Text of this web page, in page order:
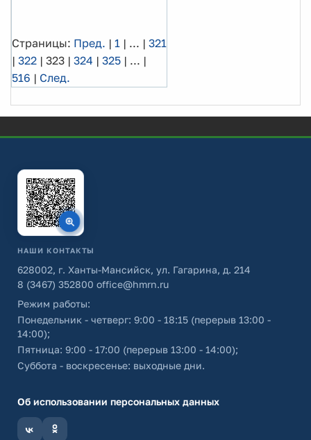
Страницы: Пред. | 1 | ... | 321
| 322 | 323 | 324 | 325 | ... |
516 | След.
НАШИ КОНТАКТЫ
628002, г. Ханты-Мансийск, ул. Гагарина, д. 214
8 (3467) 352800 office@hmrn.ru
Режим работы:
Понедельник - четверг: 9:00 - 18:15 (перерыв 13:00 -
14:00);
Пятница: 9:00 - 17:00 (перерыв 13:00 - 14:00);
Суббота - воскресенье: выходные дни.
Об использовании персональных данных